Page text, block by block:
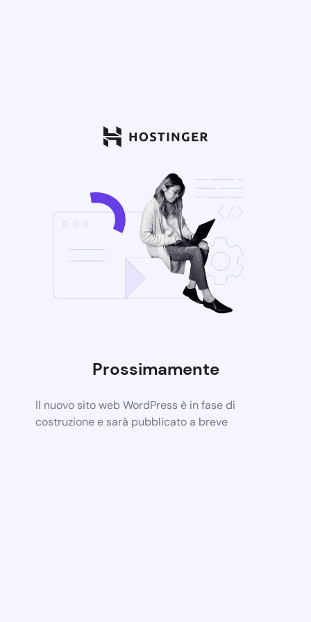
Prossimamente
Il nuovo sito web WordPress è in fase di
costruzione e sarà pubblicato a breve